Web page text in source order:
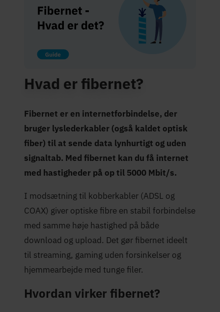
Hvad er fibernet?
Fibernet er en internetforbindelse, der
bruger lyslederkabler (også kaldet optisk
fiber) til at sende data lynhurtigt og uden
signaltab. Med fibernet kan du få internet
med hastigheder på op til 5000 Mbit/s.
I modsætning til kobberkabler (ADSL og
COAX) giver optiske fibre en stabil forbindelse
med samme høje hastighed på både
download og upload. Det gør fibernet ideelt
til streaming, gaming uden forsinkelser og
hjemmearbejde med tunge filer.
Hvordan virker fibernet?